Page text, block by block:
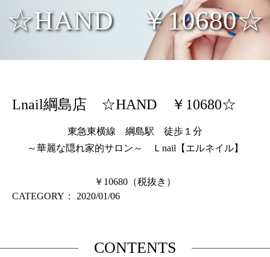
☆HAND ￥10680☆
Lnail綱島店 ☆HAND ￥10680☆
東急東横線 綱島駅 徒歩１分
～華麗な隠れ家的サロン～ Ｌnail【エルネイル】
￥10680（税抜き）
CATEGORY：
2020/01/06
CONTENTS